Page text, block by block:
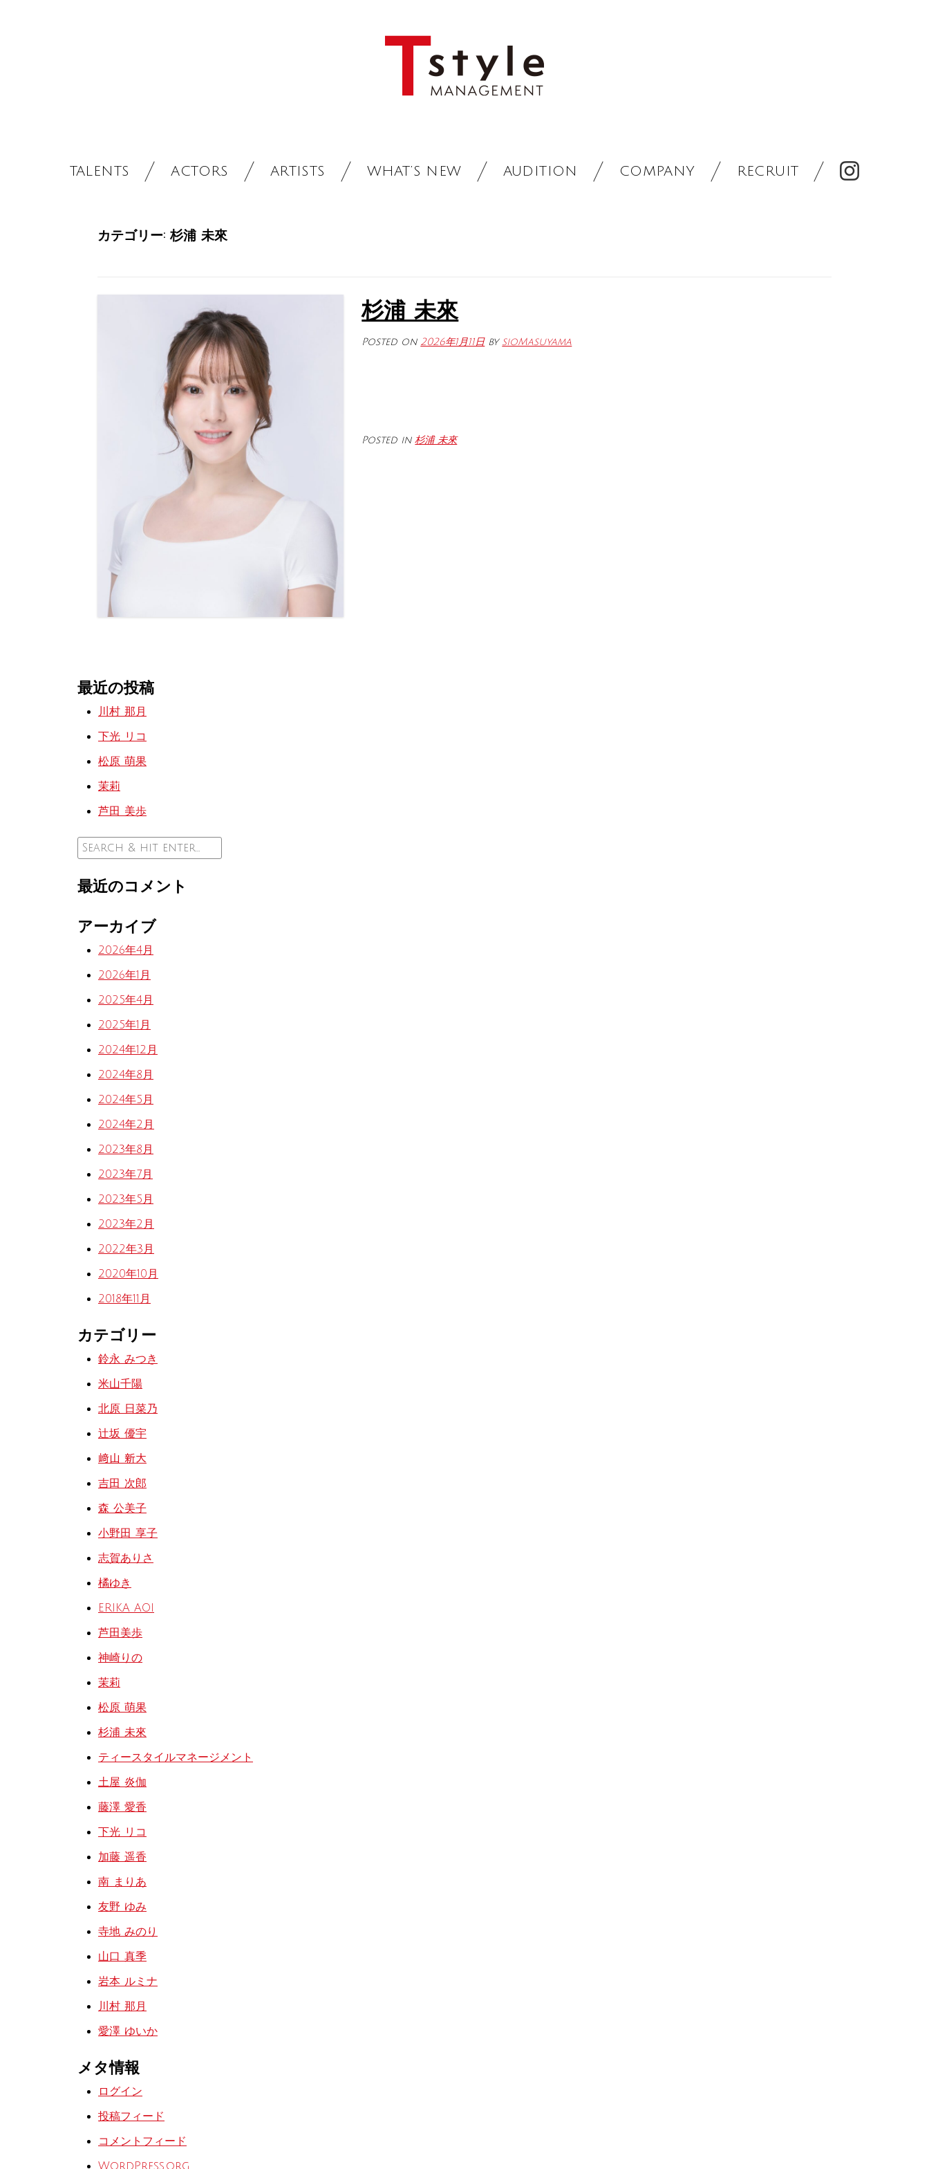
TALENTS ACTORS ARTISTS WHAT’S NEW AUDITION COMPANY RECRUIT
カテゴリー:杉浦 未來
杉浦 未來
Posted on 2026年1月11日by sioMasuyama
Posted in杉浦 未來
最近の投稿
川村 那月
下光 リコ
松原 萌果
茉莉
芦田 美歩
最近のコメント
アーカイブ
2026年4月
2026年1月
2025年4月
2025年1月
2024年12月
2024年8月
2024年5月
2024年2月
2023年8月
2023年7月
2023年5月
2023年2月
2022年3月
2020年10月
2018年11月
カテゴリー
鈴永 みつき
米山千陽
北原 日菜乃
辻󠄀坂 優宇
﨑山 新大
吉田 次郎
森 公美子
小野田 享子
志賀ありさ
橘ゆき
ERIKA AOI
芦田美歩
神崎りの
茉莉
松原 萌果
杉浦 未來
ティースタイルマネージメント
土屋 炎伽
藤澤 愛香
下光 リコ
加藤 遥香
南 まりあ
友野 ゆみ
寺地 みのり
山口 真季
岩本 ルミナ
川村 那月
愛澤 ゆいか
メタ情報
ログイン
投稿フィード
コメントフィード
WordPress.org